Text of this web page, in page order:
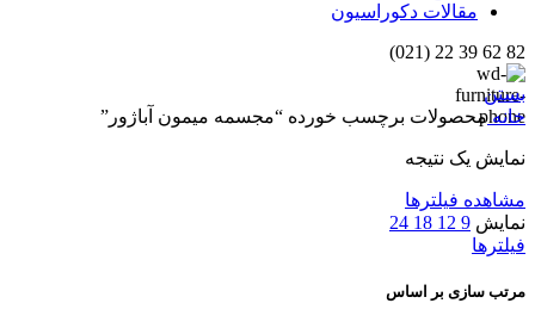
مقالات دکوراسیون
82 62 39 22 (021)
بستن
خانهمحصولات برچسب خورده “مجسمه میمون آباژور”
نمایش یک نتیجه
مشاهده فیلترها
نمایش 9
12
18
24
فیلترها
مرتب سازی بر اساس